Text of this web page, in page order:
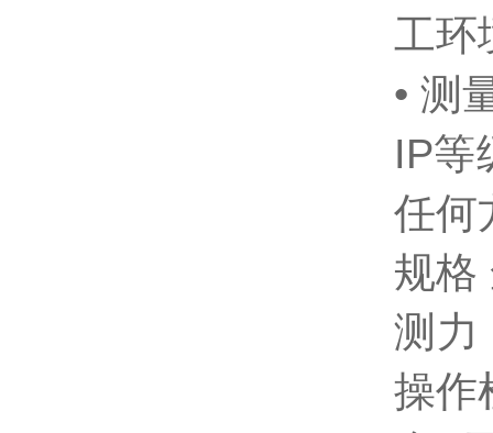
工环
• 测
IP等
任何
规格
测力
操作